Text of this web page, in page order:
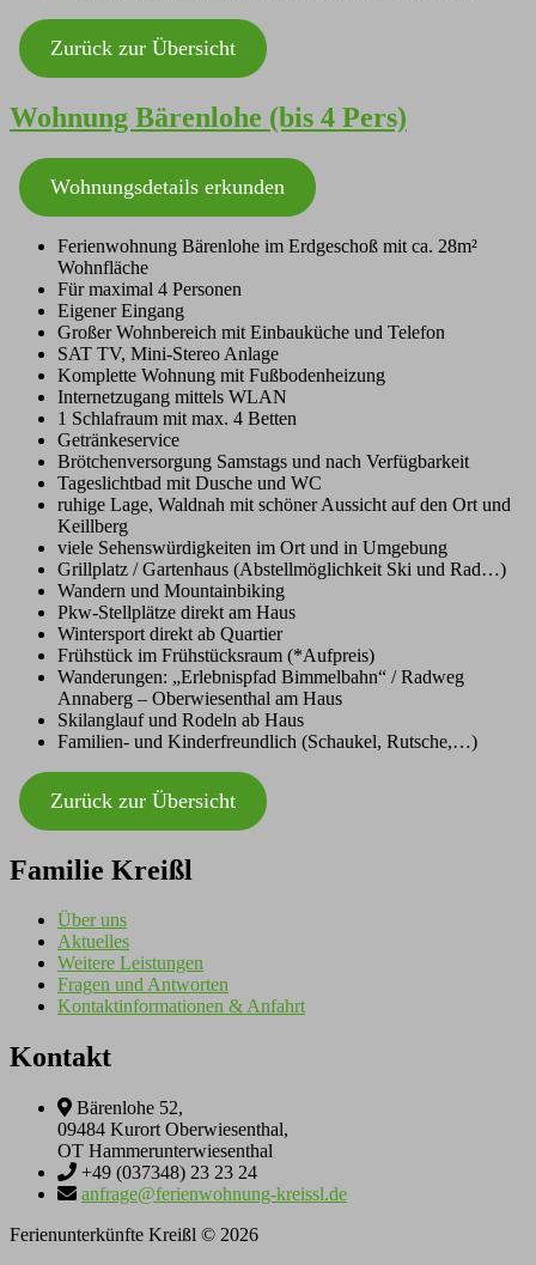
Zurück zur Übersicht
Wohnung Bärenlohe (bis 4 Pers)
Wohnungsdetails erkunden
Ferienwohnung Bärenlohe im Erdgeschoß mit ca. 28m²
Wohnfläche
Für maximal 4 Personen
Eigener Eingang
Großer Wohnbereich mit Einbauküche und Telefon
SAT TV, Mini-Stereo Anlage
Komplette Wohnung mit Fußbodenheizung
Internetzugang mittels WLAN
1 Schlafraum mit max. 4 Betten
Getränkeservice
Brötchenversorgung Samstags und nach Verfügbarkeit
Tageslichtbad mit Dusche und WC
ruhige Lage, Waldnah mit schöner Aussicht auf den Ort und
Keillberg
viele Sehenswürdigkeiten im Ort und in Umgebung
Grillplatz / Gartenhaus (Abstellmöglichkeit Ski und Rad…)
Wandern und Mountainbiking
Pkw-Stellplätze direkt am Haus
Wintersport direkt ab Quartier
Frühstück im Frühstücksraum (*Aufpreis)
Wanderungen: „Erlebnispfad Bimmelbahn“ / Radweg
Annaberg – Oberwiesenthal am Haus
Skilanglauf und Rodeln ab Haus
Familien- und Kinderfreundlich (Schaukel, Rutsche,…)
Zurück zur Übersicht
Familie Kreißl
Über uns
Aktuelles
Weitere Leistungen
Fragen und Antworten
Kontaktinformationen & Anfahrt
Kontakt
Bärenlohe 52,
09484 Kurort Oberwiesenthal,
OT Hammerunterwiesenthal
+49 (037348) 23 23 24
anfrage@ferienwohnung-kreissl.de
Ferienunterkünfte Kreißl © 2026